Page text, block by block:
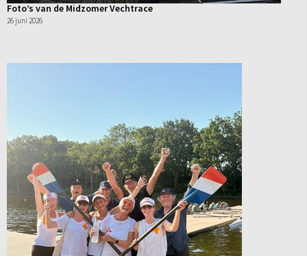
Foto’s van de Midzomer Vechtrace
26 juni 2026